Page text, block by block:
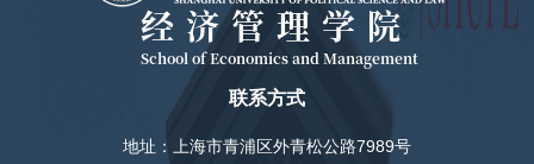
经济管理学院
School of Economics and Management
联系方式
地址：上海市青浦区外青松公路7989号